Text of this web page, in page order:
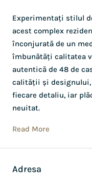
Experimentați stilul
acest complex
înconjurată de un
îmbunătăți calitatea
autentică de 48 de
calității și designului,
fiecare detaliu, iar
neuitat.
Read More
Adresa